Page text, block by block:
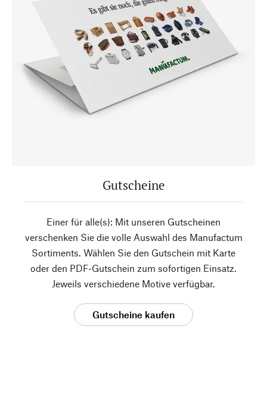
Gutscheine
Einer für alle(s): Mit unseren Gutscheinen
verschenken Sie die volle Auswahl des Manufactum
Sortiments. Wählen Sie den Gutschein mit Karte
oder den PDF-Gutschein zum sofortigen Einsatz.
Jeweils verschiedene Motive verfügbar.
Gutscheine kaufen